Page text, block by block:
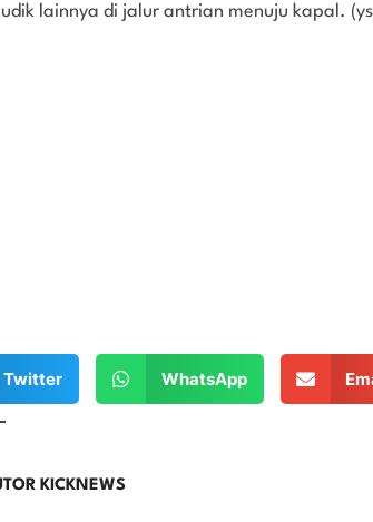
lainnya di jalur antrian menuju kapal.
Twitter WhatsApp
KICKNEWS